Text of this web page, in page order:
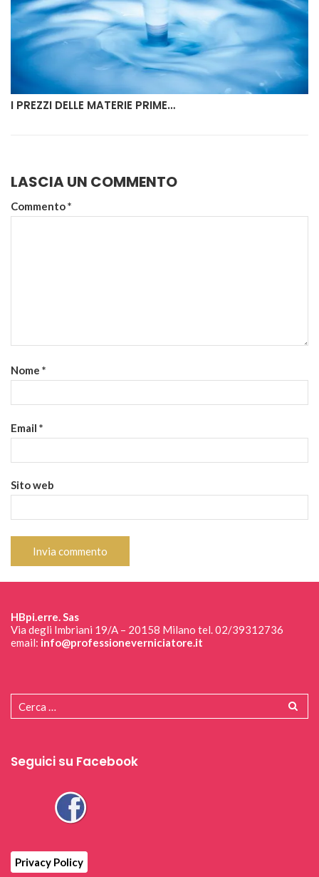
I PREZZI DELLE MATERIE PRIME…
LASCIA UN COMMENTO
Commento*
Nome *
Email *
Sito web
HBpi.erre. Sas
Via degli Imbriani 19/A – 20158 Milano tel. 02/39312736
email: info@professioneverniciatore.it
Seguici su Facebook
Privacy Policy